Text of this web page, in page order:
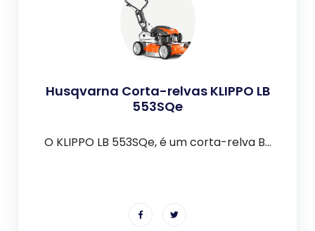
Husqvarna Corta-relvas KLIPPO LB
553SQe
O KLIPPO LB 553SQe, é um corta-relva B...